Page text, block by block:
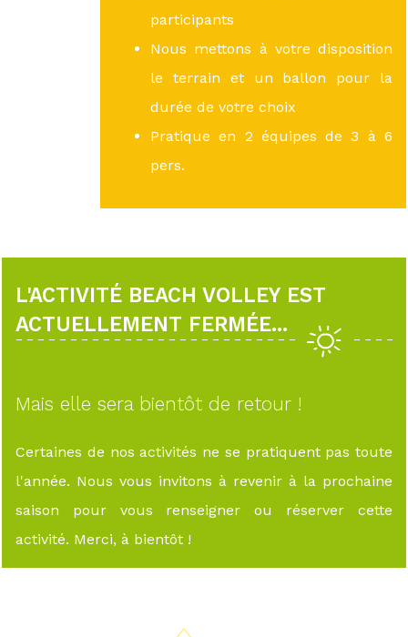
participants
Nous mettons à votre disposition
le terrain et un ballon pour la
durée de votre choix
Pratique en 2 équipes de 3 à 6
pers.
L'ACTIVITÉ BEACH VOLLEY EST
ACTUELLEMENT FERMÉE...
Mais elle sera bientôt de retour !
Certaines de nos activités ne se pratiquent pas toute
l'année. Nous vous invitons à revenir à la prochaine
saison pour vous renseigner ou réserver cette
activité. Merci, à bientôt !